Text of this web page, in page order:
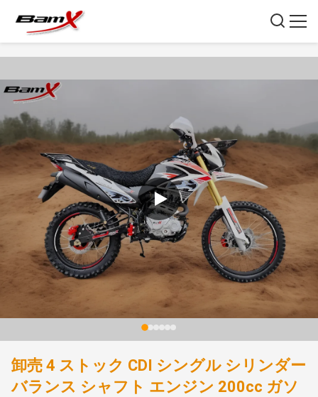
卸売 4 ストック CDI シングル シリンダー
バランス シャフト エンジン 200cc ガソ